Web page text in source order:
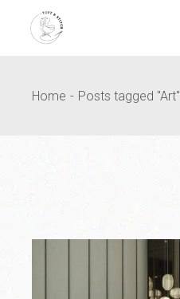
Home Posts tagged "Art"